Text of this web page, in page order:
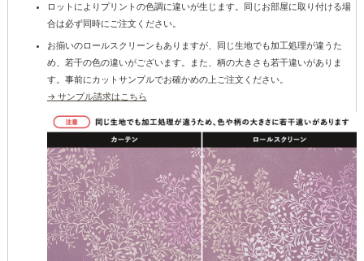
ロットによりプリントの色調に違いが生じます。同じお部屋に取り付ける場
合は必ず同時にご注文ください。
お揃いのロールスクリーンもありますが、同じ生地でも加工処理が違うた
め、若干の色の違いがございます。また、柄の大きさも若干違いがありま
す。事前にカットサンプルでお確かめの上ご注文ください。
→ サンプル請求はこちら